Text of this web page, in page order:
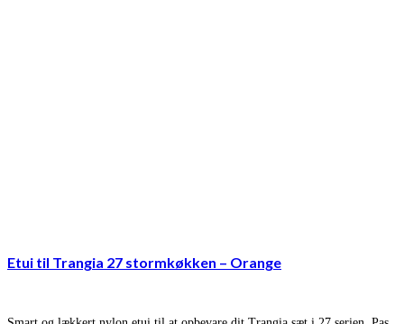
Etui til Trangia 27 stormkøkken – Orange